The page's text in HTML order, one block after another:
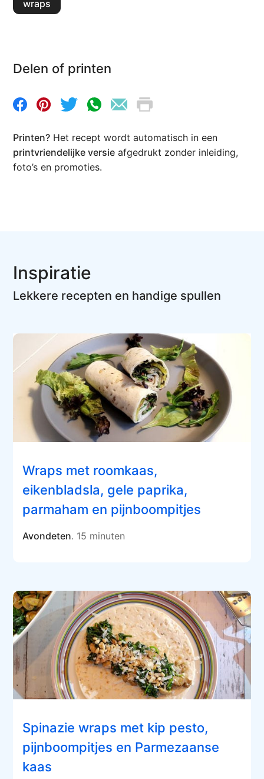
wraps
Delen of printen
Printen? Het recept wordt automatisch in een
printvriendelijke versie afgedrukt zonder inleiding,
foto’s en promoties.
Inspiratie
Lekkere recepten en handige spullen
Wraps met roomkaas,
eikenbladsla, gele paprika,
parmaham en pijnboompitjes
Avondeten. 15 minuten
Spinazie wraps met kip pesto,
pijnboompitjes en Parmezaanse
kaas